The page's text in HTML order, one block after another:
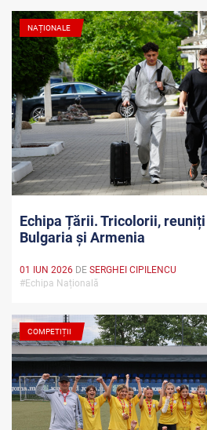
NAȚIONALE
Echipa Țării. Tricolorii,
Bulgaria și Armenia
01 IUN 2026 DE SERGHEI CIPILENCU
#Echipa Națională
COMPETIȚII